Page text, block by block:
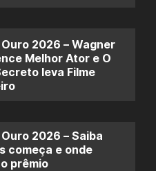
2026 – Wagner
Melhor Ator e O
leva Filme
2026 – Saiba
começa e onde
prêmio